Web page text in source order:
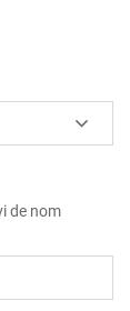
de nom